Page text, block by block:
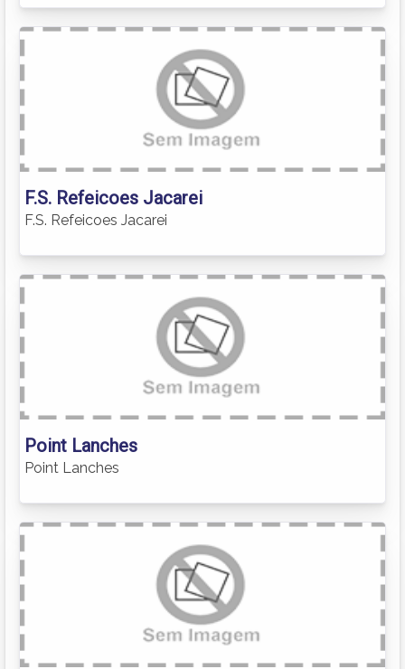
F.S. Refeicoes Jacarei
F.S. Refeicoes Jacarei
Point Lanches
Point Lanches